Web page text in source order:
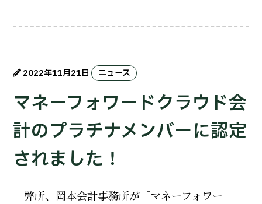
2022年11月21日 ニュース
マネーフォワードクラウド会
計のプラチナメンバーに認定
されました！
弊所、岡本会計事務所が「マネーフォワー